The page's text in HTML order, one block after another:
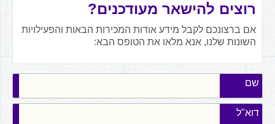
רוצים להישאר מעודכנים?
אם ברצונכם לקבל מידע אודות המכירות הבאות והפעילויות
השונות שלנו, אנא מלאו את הטופס הבא:
שם
דוא"ל